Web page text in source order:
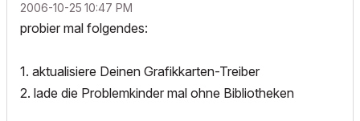
‎2006-10-25 10:47 PM
probier mal folgendes:
1. aktualisiere Deinen Grafikkarten-Treiber
2. lade die Problemkinder mal ohne Bibliotheken